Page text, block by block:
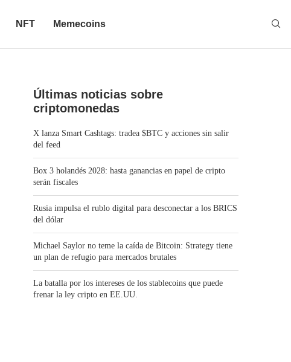
NFT Memecoins
Últimas noticias sobre
criptomonedas
X lanza Smart Cashtags: tradea $BTC y acciones sin salir
del feed
Box 3 holandés 2028: hasta ganancias en papel de cripto
serán fiscales
Rusia impulsa el rublo digital para desconectar a los BRICS
del dólar
Michael Saylor no teme la caída de Bitcoin: Strategy tiene
un plan de refugio para mercados brutales
La batalla por los intereses de los stablecoins que puede
frenar la ley cripto en EE.UU.